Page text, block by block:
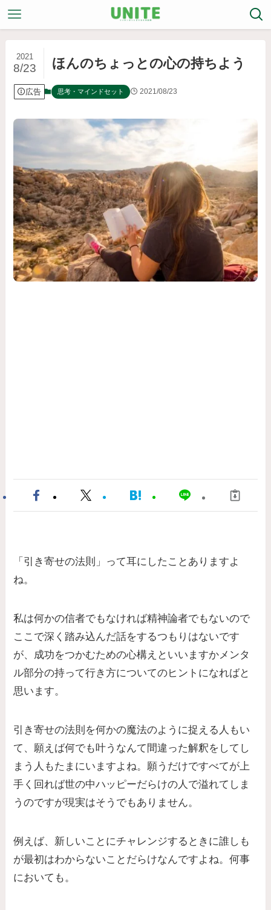
ほんのちょっとの心の持ちよう
2021
8/23
広告 思考・マインドセット 2021/08/23
「引き寄せの法則」って耳にしたことありますよ
ね。
私は何かの信者でもなければ精神論者でもないので
ここで深く踏み込んだ話をするつもりはないです
が、成功をつかむための心構えといいますかメンタ
ル部分の持って行き方についてのヒントになればと
思います。
引き寄せの法則を何かの魔法のように捉える人もい
て、願えば何でも叶うなんて間違った解釈をしてし
まう人もたまにいますよね。願うだけですべてが上
手く回れば世の中ハッピーだらけの人で溢れてしま
うのですが現実はそうでもありません。
例えば、新しいことにチャレンジするときに誰しも
が最初はわからないことだらけなんですよね。何事
においても。